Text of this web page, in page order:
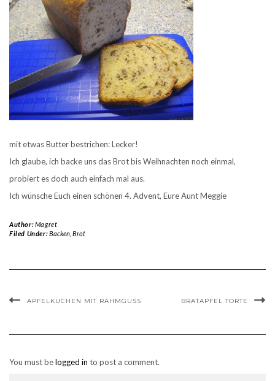
mit etwas Butter bestrichen: Lecker!
Ich glaube, ich backe uns das Brot bis Weihnachten noch einmal,
probiert es doch auch einfach mal aus.
Ich wünsche Euch einen schönen 4. Advent, Eure Aunt Meggie
Author:Magret
Filed Under:Backen, Brot
APFELKUCHEN MIT RAHMGUSS BRATAPFEL TORTE
You must belogged in to post a comment.